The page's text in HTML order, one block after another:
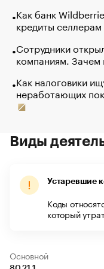
Как банк
кредиты
Сотрудники
компаниям. Зачем
Как налоговики
неработающих
Виды
Устаревшие
Коды
который
Основной